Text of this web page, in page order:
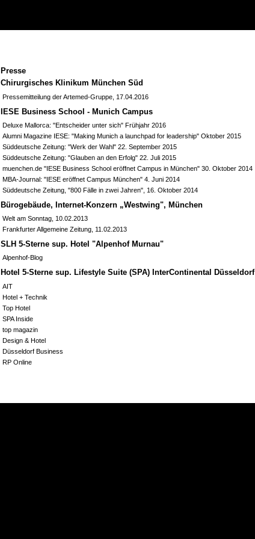
Presse
Chirurgisches Klinikum München Süd
Pressemitteilung der Artemed-Gruppe, 17.04.2016
IESE Business School - Munich Campus
Deluxe Mallorca: "Entscheider unter sich" Frühjahr 2016
Alumni Magazine IESE: "Making Munich a launchpad for leadership" Oktober 2015
Süddeutsche Zeitung: "Werk der Wahl" 22. September 2015
Süddeutsche Zeitung: "Glauben an den Erfolg" 22. Juli 2015
muenchen.de "IESE Business School eröffnet Campus in München" 30. Oktober 2014
MBA-Journal: "IESE eröffnet Campus München" 4. Juni 2014
Süddeutsche Zeitung, "800 Fälle in zwei Jahren", 16. Oktober 2014
Bürogebäude, Internet-Konzern „Westwing", München
Welt am Sonntag, 10.02.2013
Frankfurter Allgemeine Zeitung, 11.02.2013
SLH 5-Sterne sup. Hotel "Alpenhof Murnau"
Alpenhof-Blog
Hotel 5-Sterne sup. Lifestyle Suite (SPA) InterContinental Düsseldorf
AIT
Hotel + Technik
Top Hotel
SPA Inside
top magazin
Design & Hotel
Düsseldorf Business
RP Online